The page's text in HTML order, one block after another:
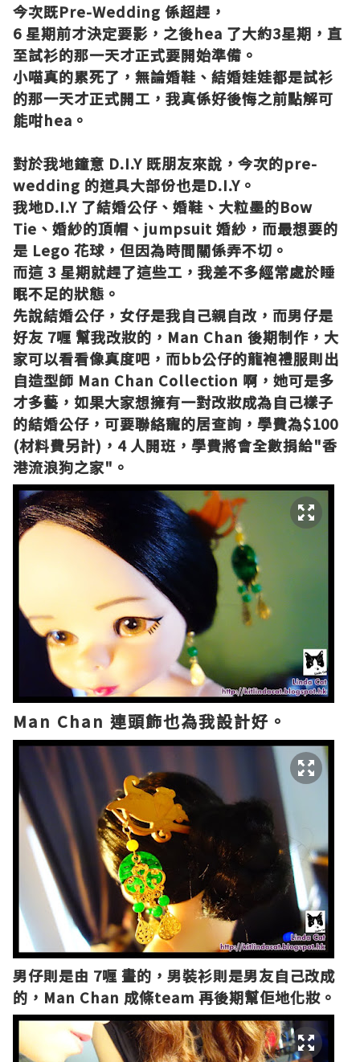
今次既Pre-Wedding 係超趕，
6 星期前才決定要影，之後hea 了大約3星期，直
至試衫的那一天才正式要開始準備。
小喵真的累死了，無論婚鞋、結婚娃娃都是試衫
的那一天才正式開工，我真係好後悔之前點解可
能咁hea。
對於我地鐘意 D.I.Y 既朋友來說，今次的pre-
wedding 的道具大部份也是D.I.Y。
我地D.I.Y 了結婚公仔、婚鞋、大粒墨的Bow
Tie、婚紗的頂帽、jumpsuit 婚紗，而最想要的
是 Lego 花球，但因為時間關係弄不切。
而這 3 星期就趕了這些工，我差不多經常處於睡
眠不足的狀態。
先說結婚公仔，女仔是我自己親自改，而男仔是
好友 7喱 幫我改妝的，Man Chan 後期制作， 大
家可以看看像真度吧，而bb公仔的龍袍禮服則出
自造型師 Man Chan Collection 啊，她可是多
才多藝，如果大家想擁有一對改妝成為自己樣子
的結婚公仔，可要聯絡寵的居查詢，學費為$100
(材料費另計)，4 人開班，學費將會全數捐給"香
港流浪狗之家"。
Man Chan 連頭飾也為我設計好。
男仔則是由 7喱 畫的，男裝衫則是男友自己改成
的，Man Chan 成條team 再後期幫佢地化妝。